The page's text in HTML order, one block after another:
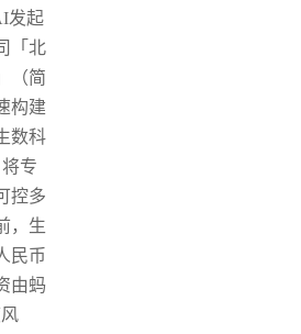
发起
「北
（简
构建
数科
专
控多
，生
民币
由蚂